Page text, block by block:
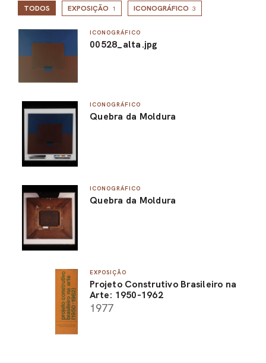
TODOS EXPOSIÇÃO 1 ICONOGRÁFICO 3
ICONOGRÁFICO
00528_alta.jpg
ICONOGRÁFICO
Quebra da Moldura
ICONOGRÁFICO
Quebra da Moldura
EXPOSIÇÃO
Projeto Construtivo Brasileiro na
Arte: 1950-1962
1977